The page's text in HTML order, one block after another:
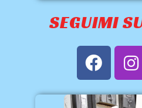
SEGUIMI